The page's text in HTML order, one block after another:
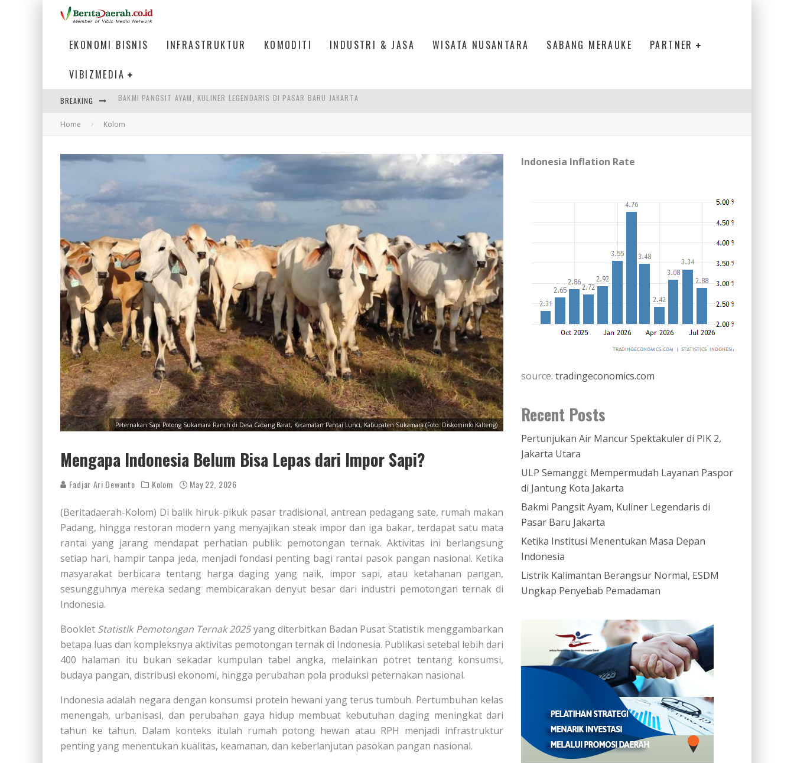
EKONOMI BISNIS INFRASTRUKTUR KOMODITI INDUSTRI & JASA WISATA NUSANTARA SABANG MERAUKE PARTNER
VIBIZMEDIA
BREAKING KETIKA INSTITUSI MENENTUKAN MASA DEPAN INDONESIA
PERTUNJUKAN AIR MANCUR SPEKTAKULER DI PIK 2, JAKARTA UTARA
BAKMI PANGSIT AYAM, KULINER LEGENDARIS DI PASAR BARU JAKARTA
Home Kolom
Peternakan Sapi Potong Sukamara Ranch di Desa Cabang Barat, Kecamatan Pantai Lunci, Kabupaten Sukamara (Foto: Diskominfo Kalteng)
Mengapa Indonesia Belum Bisa Lepas dari Impor Sapi?
Fadjar Ari Dewanto Kolom May 22, 2026
(Beritadaerah-Kolom) Di balik hiruk-pikuk pasar tradisional, antrean pedagang sate, rumah makan
Padang, hingga restoran modern yang menyajikan steak impor dan iga bakar, terdapat satu mata
rantai yang jarang mendapat perhatian publik: pemotongan ternak. Aktivitas ini berlangsung
setiap hari, hampir tanpa jeda, menjadi fondasi penting bagi rantai pasok pangan nasional. Ketika
masyarakat berbicara tentang harga daging yang naik, impor sapi, atau ketahanan pangan,
sesungguhnya mereka sedang membicarakan denyut besar dari industri pemotongan ternak di
Indonesia.
Booklet Statistik Pemotongan Ternak 2025yang diterbitkan Badan Pusat Statistik menggambarkan
betapa luas dan kompleksnya aktivitas pemotongan ternak di Indonesia. Publikasi setebal lebih dari
400 halaman itu bukan sekadar kumpulan tabel angka, melainkan potret tentang konsumsi,
budaya pangan, distribusi ekonomi, hingga perubahan pola produksi peternakan nasional.
Indonesia adalah negara dengan konsumsi protein hewani yang terus tumbuh. Pertumbuhan kelas
menengah, urbanisasi, dan perubahan gaya hidup membuat kebutuhan daging meningkat dari
tahun ke tahun. Dalam konteks itulah rumah potong hewan atau RPH menjadi infrastruktur
penting yang menentukan kualitas, keamanan, dan keberlanjutan pasokan pangan nasional.
Indonesia Inflation Rate
source: tradingeconomics.com
Recent Posts
Pertunjukan Air Mancur Spektakuler di PIK 2,
Jakarta Utara
ULP Semanggi: Mempermudah Layanan Paspor
di Jantung Kota Jakarta
Bakmi Pangsit Ayam, Kuliner Legendaris di
Pasar Baru Jakarta
Ketika Institusi Menentukan Masa Depan
Indonesia
Listrik Kalimantan Berangsur Normal, ESDM
Ungkap Penyebab Pemadaman